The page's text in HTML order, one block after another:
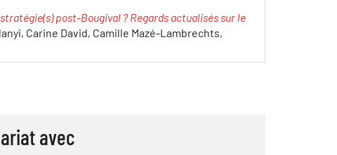
stratégie(s) post-Bougival ? Regards actualisés sur le
Carine David, Camille Mazé-Lambrechts,
avec